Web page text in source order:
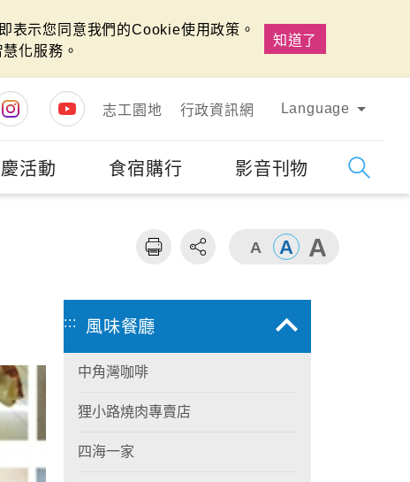
表示您同意我們的Cookie使用政策。
化服務。
知道了
志工園地
行政資訊網 Language
活動 食宿購行 影音刊物
::: 風味餐廳
中角灣咖啡
狸小路燒肉專賣店
四海一家